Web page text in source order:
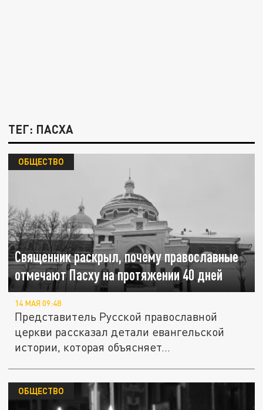
ТЕГ: ПАСХА
Священник раскрыл, почему православные
отмечают Пасху на протяжении 40 дней
ОБЩЕСТВО
14 МАЯ 09:48
Представитель Русской православной
церкви рассказал детали евангельской
истории, которая объясняет...
ОБЩЕСТВО